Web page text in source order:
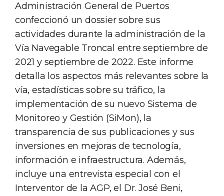
Administración General de Puertos
confeccionó un dossier sobre sus
actividades durante la administración de la
Vía Navegable Troncal entre septiembre de
2021 y septiembre de 2022. Este informe
detalla los aspectos más relevantes sobre la
vía, estadísticas sobre su tráfico, la
implementación de su nuevo Sistema de
Monitoreo y Gestión (SiMon), la
transparencia de sus publicaciones y sus
inversiones en mejoras de tecnología,
información e infraestructura. Además,
incluye una entrevista especial con el
Interventor de la AGP, el Dr. José Beni,